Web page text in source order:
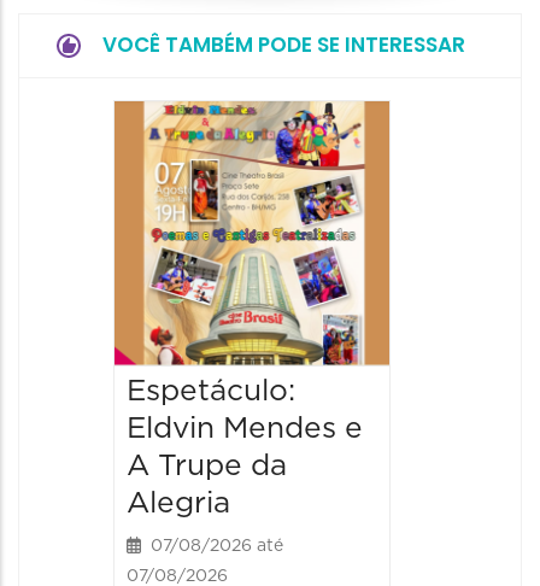
VOCÊ TAMBÉM PODE SE INTERESSAR
Espetáculo:
Eldvin Mendes e
A Trupe da
Alegria
07/08/2026 até
07/08/2026